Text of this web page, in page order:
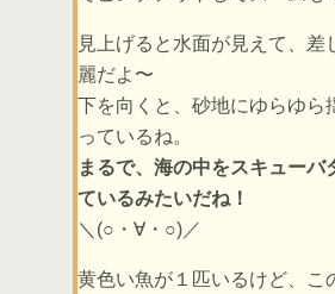
見上げると水面が見えて、差
麗だよ〜
下を向くと、砂地にゆらゆら
っているね。
まるで、海の中をスキューバ
ているみたいだね！
＼(○・∀・○)／
黄色い魚が１匹いるけど、こ